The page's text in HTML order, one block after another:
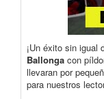
¡Un éxito sin igual
Ballonga con
llevaran por
para nuestros